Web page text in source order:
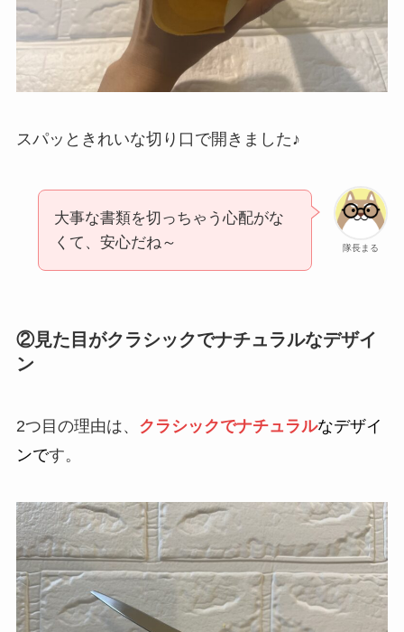
スパッときれいな切り口で開きました♪
隊長まる
大事な書類を切っちゃう心配がな
くて、安心だね～
②見た目がクラシックでナチュラルなデザイ
ン
2つ目の理由は、 クラシックでナチュラルなデザイ
ンです。